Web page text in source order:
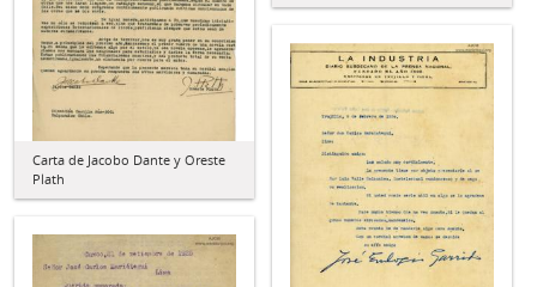
Carta de Jacobo Dante y Oreste
Plath